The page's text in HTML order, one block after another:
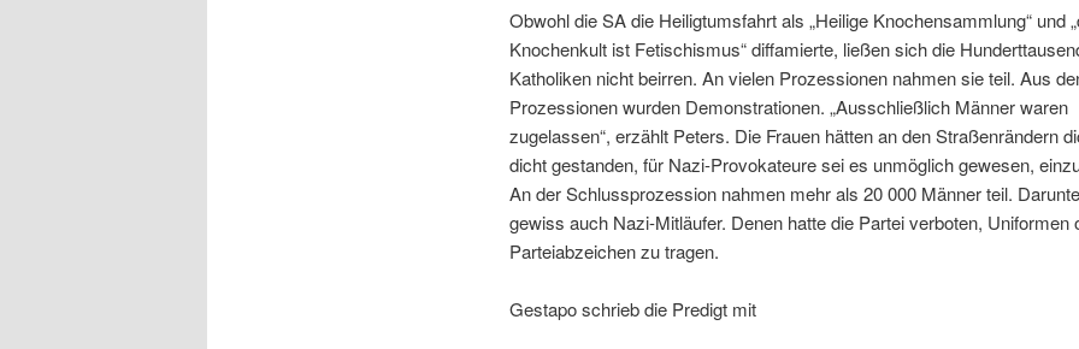
Obwohl die SA die Heiligtumsfahrt als „Heilige Knochensammlung“ und
Knochenkult ist Fetischismus“ diffamierte, ließen sich die
Katholiken nicht beirren. An vielen Prozessionen nahmen sie teil. Aus
Prozessionen wurden Demonstrationen. „Ausschließlich Männer waren
zugelassen“, erzählt Peters. Die Frauen hätten an den Straßenrändern
dicht gestanden, für Nazi-Provokateure sei es unmöglich gewesen,
An der Schlussprozession nahmen mehr als 20 000 Männer teil.
gewiss auch Nazi-Mitläufer. Denen hatte die Partei verboten, Uniformen
Parteiabzeichen zu tragen.
Gestapo schrieb die Predigt mit